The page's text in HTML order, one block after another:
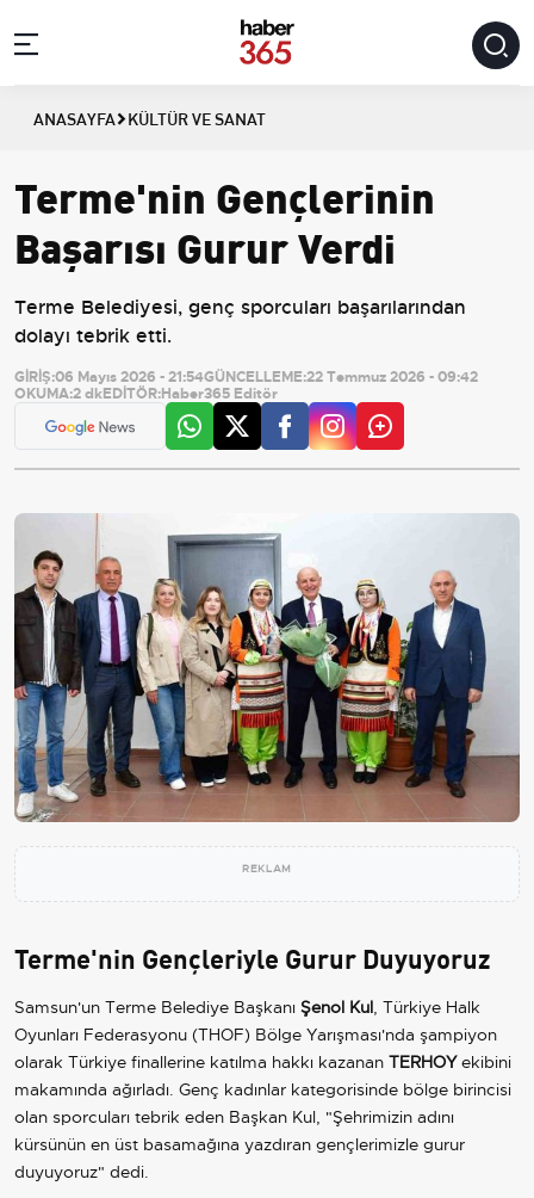
ANASAYFA KÜLTÜR VE SANAT
Terme'nin Gençlerinin
Başarısı Gurur Verdi
Terme Belediyesi, genç sporcuları başarılarından
dolayı tebrik etti.
GİRİŞ:06 Mayıs 2026 - 21:54GÜNCELLEME:22 Temmuz 2026 - 09:42
OKUMA:2 dkEDİTÖR:Haber365 Editör
REKLAM
Terme'nin Gençleriyle Gurur Duyuyoruz
Samsun'un Terme Belediye Başkanı Şenol Kul, Türkiye Halk
Oyunları Federasyonu (THOF) Bölge Yarışması'nda şampiyon
olarak Türkiye finallerine katılma hakkı kazanan TERHOYekibini
makamında ağırladı. Genç kadınlar kategorisinde bölge birincisi
olan sporcuları tebrik eden Başkan Kul, "Şehrimizin adını
kürsünün en üst basamağına yazdıran gençlerimizle gurur
duyuyoruz" dedi.